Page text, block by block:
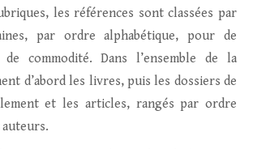
les références sont classées par
par ordre alphabétique, pour de
commodité. Dans l’ensemble de la
d’abord les livres, puis les dossiers de
et les articles, rangés par ordre